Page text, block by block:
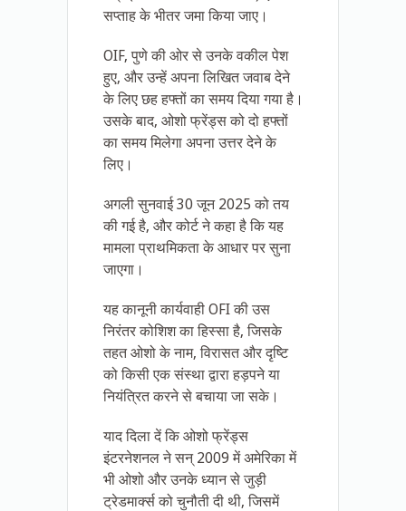
सप्ताह के भीतर जमा किया जाए।
OIF, पुणे की ओर से उनके वकील पेश
हुए, और उन्हें अपना लिखित जवाब देने
के लिए छह हफ्तों का समय दिया गया है।
उसके बाद, ओशो फ्रेंड्स को दो हफ्तों
का समय मिलेगा अपना उत्तर देने के
लिए।
अगली सुनवाई 30 जून 2025 को तय
की गई है, और कोर्ट ने कहा है कि यह
मामला प्राथमिकता के आधार पर सुना
जाएगा।
यह कानूनी कार्यवाही OFI की उस
निरंतर कोशिश का हिस्सा है, जिसके
तहत ओशो के नाम, विरासत और दृष्टि
को किसी एक संस्था द्वारा हड़पने या
नियंत्रित करने से बचाया जा सके।
याद दिला दें कि ओशो फ्रेंड्स
इंटरनेशनल ने सन् 2009 में अमेरिका में
भी ओशो और उनके ध्यान से जुड़ी
ट्रेडमार्क्स को चुनौती दी थी, जिसमें